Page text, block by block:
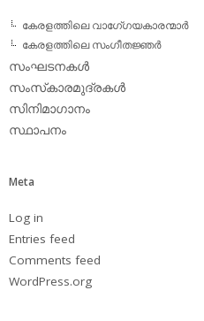
കേരളത്തിലെ വാഗേ്ഗയകാരന്മാര്‍
കേരളത്തിലെ സംഗീതജ്ഞര്‍
സംഘടനകള്‍
സംസ്‌കാരമുദ്രകള്‍
സിനിമാഗാനം
സ്ഥാപനം
Meta
Log in
Entries feed
Comments feed
WordPress.org